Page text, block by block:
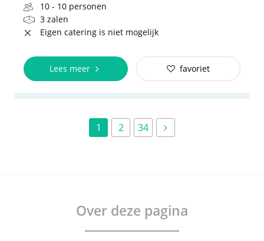
10 - 10 personen
3 zalen
Eigen catering is niet mogelijk
Lees meer favoriet
1 2 34
Over deze pagina